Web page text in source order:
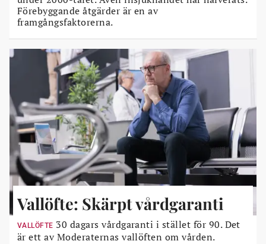
Förebyggande åtgärder är en av
framgångsfaktorerna.
Vallöfte: Skärpt vårdgaranti
VALLÖFTE 30 dagars vårdgaranti i stället för 90. Det
är ett av Moderaternas vallöften om vården.